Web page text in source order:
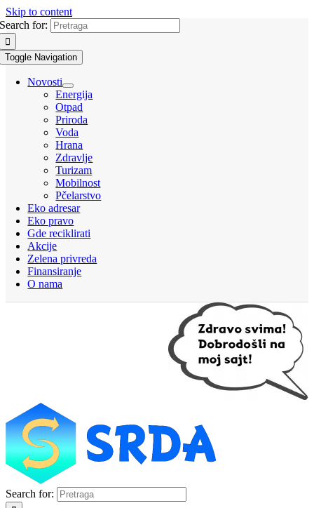
Skip to content
Search for:
Toggle Navigation
Novosti
Energija
Otpad
Priroda
Voda
Hrana
Zdravlje
Turizam
Mobilnost
Pčelarstvo
Eko adresar
Eko pravo
Gde reciklirati
Akcije
Zelena privreda
Finansiranje
O nama
Search for: